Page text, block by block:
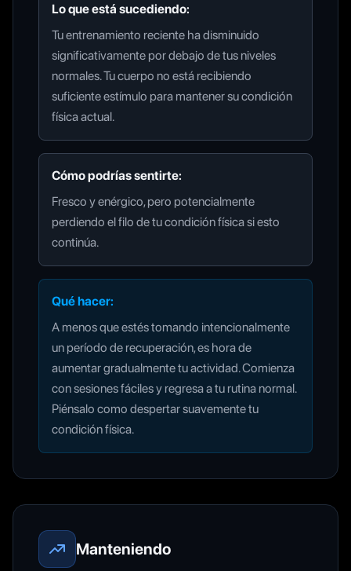
Lo que está sucediendo:
Tu entrenamiento reciente ha disminuido
significativamente por debajo de tus niveles
normales. Tu cuerpo no está recibiendo
suficiente estímulo para mantener su condición
física actual.
Cómo podrías sentirte:
Fresco y enérgico, pero potencialmente
perdiendo el filo de tu condición física si esto
continúa.
Qué hacer:
A menos que estés tomando intencionalmente
un período de recuperación, es hora de
aumentar gradualmente tu actividad. Comienza
con sesiones fáciles y regresa a tu rutina normal.
Piénsalo como despertar suavemente tu
condición física.
Manteniendo